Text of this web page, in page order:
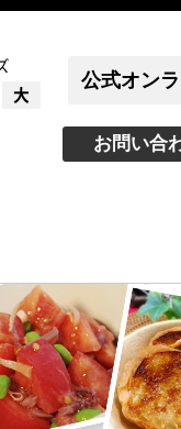
大
公式オン
お問い合